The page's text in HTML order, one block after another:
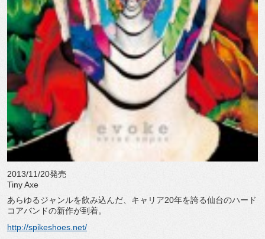
2013/11/20発売
Tiny Axe
あらゆるジャンルを飲み込んだ、キャリア20年を誇る仙台のハード
コアバンドの新作が到着。
http://spikeshoes.net/